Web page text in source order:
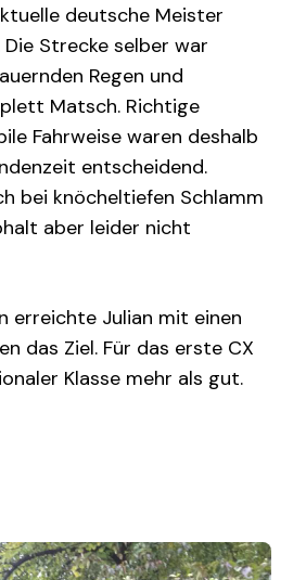
deutsche Meister
Strecke selber war
Regen und
Matsch. Richtige
Fahrweise waren deshalb
entscheidend.
bei knöcheltiefen Schlamm
aber leider nicht
erreichte Julian mit einen
das Ziel. Für das erste CX
Klasse mehr als gut.